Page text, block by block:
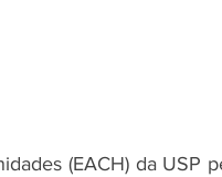
(EACH) da USP